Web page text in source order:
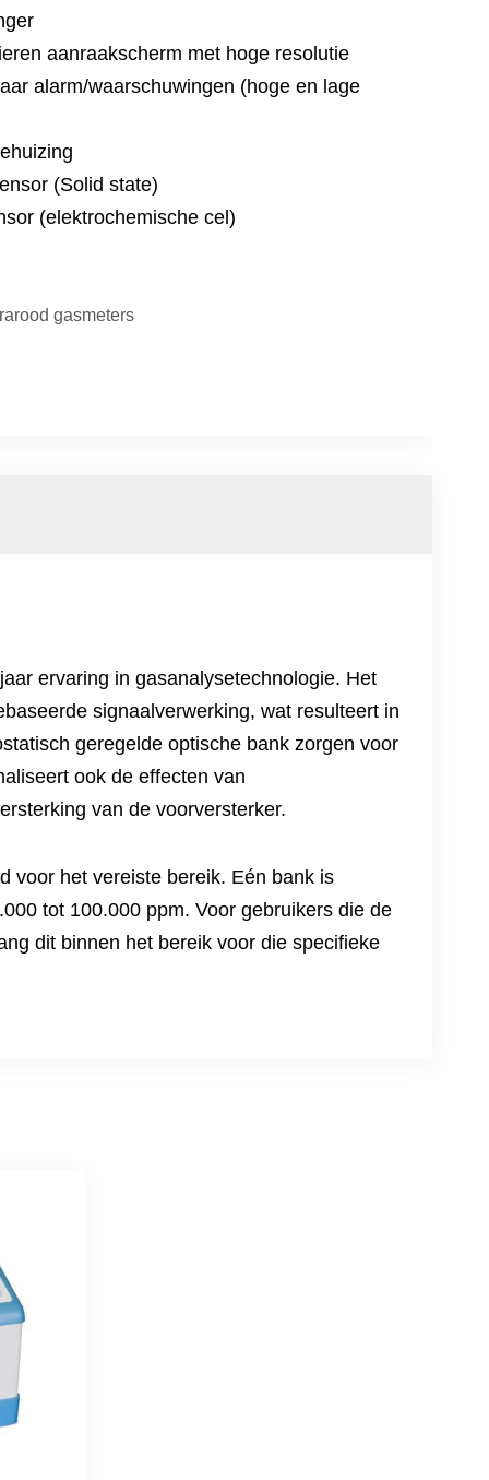
aanraakscherm met hoge resolutie
alarm/waarschuwingen (hoge en lage
(Solid state)
(elektrochemische cel)
gasmeters
ervaring in gasanalysetechnologie. Het
signaalverwerking, wat resulteert in
geregelde optische bank zorgen voor
ook de effecten van
van de voorversterker.
voor het vereiste bereik. Eén bank is
tot 100.000 ppm. Voor gebruikers die de
dit binnen het bereik voor die specifieke